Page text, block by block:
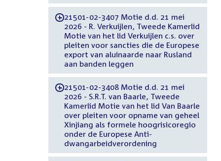
-21501-02-3407 Motie d.d. 21 mei
2026 - R. Verkuijlen, Tweede Kamerlid
Motie van het lid Verkuijlen c.s. over
pleiten voor sancties die de Europese
export van aluinaarde naar Rusland
aan banden leggen
-21501-02-3408 Motie d.d. 21 mei
2026 - S.R.T. van Baarle, Tweede
Kamerlid Motie van het lid Van Baarle
over pleiten voor opname van geheel
Xinjiang als formele hoogrisicoregio
onder de Europese Anti-
dwangarbeidverordening